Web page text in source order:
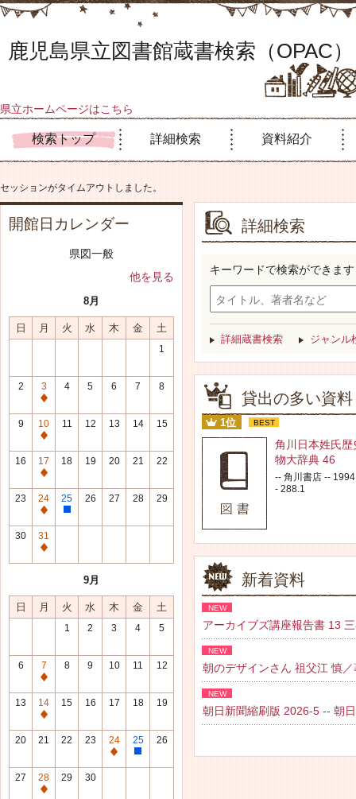
鹿児島県立図書館蔵書検索（OPAC）
県立ホームページはこちら
検索トップ 詳細検索 資料紹介
セッションがタイムアウトしました。
開館日カレンダー
県図一般
他を見る
8月
日 月 火 水 木 金 土
1
2
3
通
常
休
館
日
4 5 6 7 8
9
10
通
常
休
館
日
11 12 13 14 15
16
17
通
常
休
館
日
18 19 20 21 22
23
24
通
常
休
館
25
整
修
26 27 28 29
30
31
通
館
日
9月
日 月 火 水 木 金 土
1 2 3 4 5
6
7
通
常
休
館
8 9 10 11 12
13
14
通
常
館
日
15 16 17 18 19
20 21 22 23
24
通
25
整
26
27
28
通
29 30
詳細検索
キーワードで検索ができます
詳細蔵書検索 ジャンル
貸出の多い資料
1位 BEST
角川日本姓氏歴
物大辞典 46
-- 角川書店 --
- 288.1
新着資料
NEW
アーカイブズ講座報告書 13
NEW
朝のデザインさん 祖父江 慎
NEW
朝日新聞縮刷版 2026-5 -- 朝